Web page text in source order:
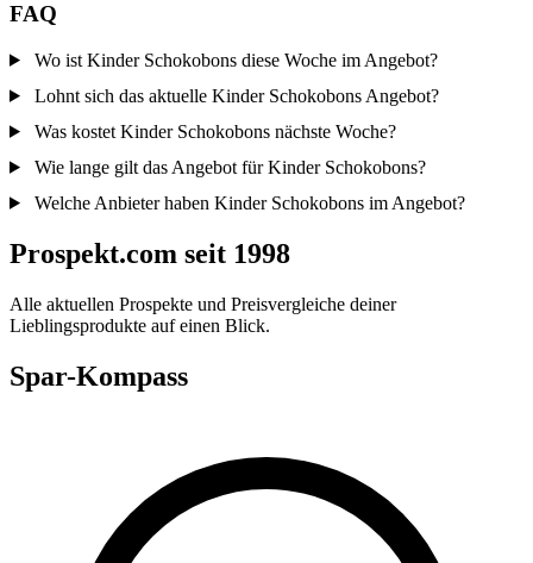
FAQ
Wo ist Kinder Schokobons diese Woche im Angebot?
Lohnt sich das aktuelle Kinder Schokobons Angebot?
Was kostet Kinder Schokobons nächste Woche?
Wie lange gilt das Angebot für Kinder Schokobons?
Welche Anbieter haben Kinder Schokobons im Angebot?
Prospekt.com seit 1998
Alle aktuellen Prospekte und Preisvergleiche deiner
Lieblingsprodukte auf einen Blick.
Spar-Kompass